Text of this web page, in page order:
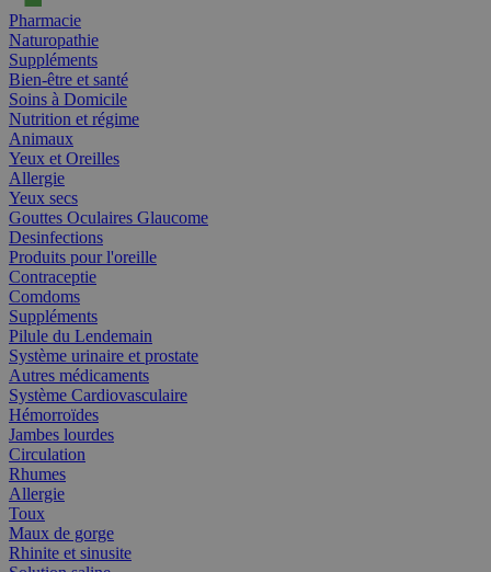
Pharmacie
Naturopathie
Suppléments
Bien-être et santé
Soins à Domicile
Nutrition et régime
Animaux
Yeux et Oreilles
Allergie
Yeux secs
Gouttes Oculaires Glaucome
Desinfections
Produits pour l'oreille
Contraceptie
Comdoms
Suppléments
Pilule du Lendemain
Système urinaire et prostate
Autres médicaments
Système Cardiovasculaire
Hémorroïdes
Jambes lourdes
Circulation
Rhumes
Allergie
Toux
Maux de gorge
Rhinite et sinusite